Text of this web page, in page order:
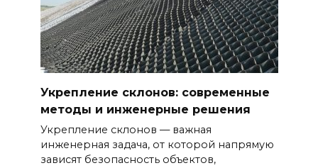
Укрепление склонов: современные
методы и инженерные решения
Укрепление склонов — важная
инженерная задача, от которой напрямую
зависят безопасность объектов,